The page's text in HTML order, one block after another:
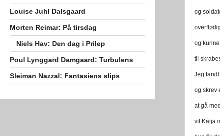
og
og
til
Jeg
og skrev
at gå
vil Katja
Louise Juhl Dalsgaard
Morten Reimar: På tirsdag
Niels Hav: Den dag i Prilep
Poul Lynggard Damgaard: Turbulens
Sleiman Nazzal: Fantasiens slips